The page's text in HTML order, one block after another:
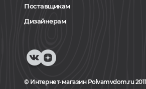
Поставщикам
Дизайнерам
© Интернет-магазин Polvamvdom.ru